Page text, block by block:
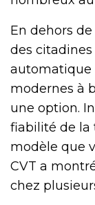
En dehors
des
automatique
modernes à
une option.
fiabilité de la
modèle que
CVT a
chez